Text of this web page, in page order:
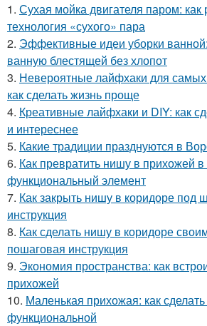
1. Сухая мойка двигателя паром: как
технология «сухого» пара
2. Эффективные идеи уборки ванной:
ванную блестящей без хлопот
3. Невероятные лайфхаки для самых
как сделать жизнь проще
4. Креативные лайфхаки и DIY: как
и интереснее
5. Какие традиции празднуются в
6. Как превратить нишу в прихожей
функциональный элемент
7. Как закрыть нишу в коридоре под
инструкция
8. Как сделать нишу в коридоре
пошаговая инструкция
9. Экономия пространства: как
прихожей
10. Маленькая прихожая: как
функциональной